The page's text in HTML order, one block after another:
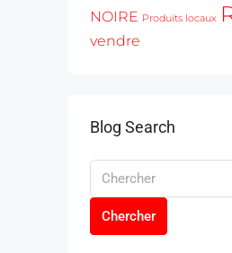
NOIRE Produits locaux
vendre
Blog Search
Chercher